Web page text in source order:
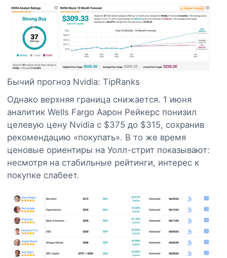
Бычий прогноз Nvidia: TipRanks
Однако верхняя граница снижается. 1 июня
аналитик Wells Fargo Аарон Рейкерс понизил
целевую цену Nvidia с $375 до $315, сохранив
рекомендацию «покупать». В то же время
ценовые ориентиры на Уолл-стрит показывают:
несмотря на стабильные рейтинги, интерес к
покупке слабеет.